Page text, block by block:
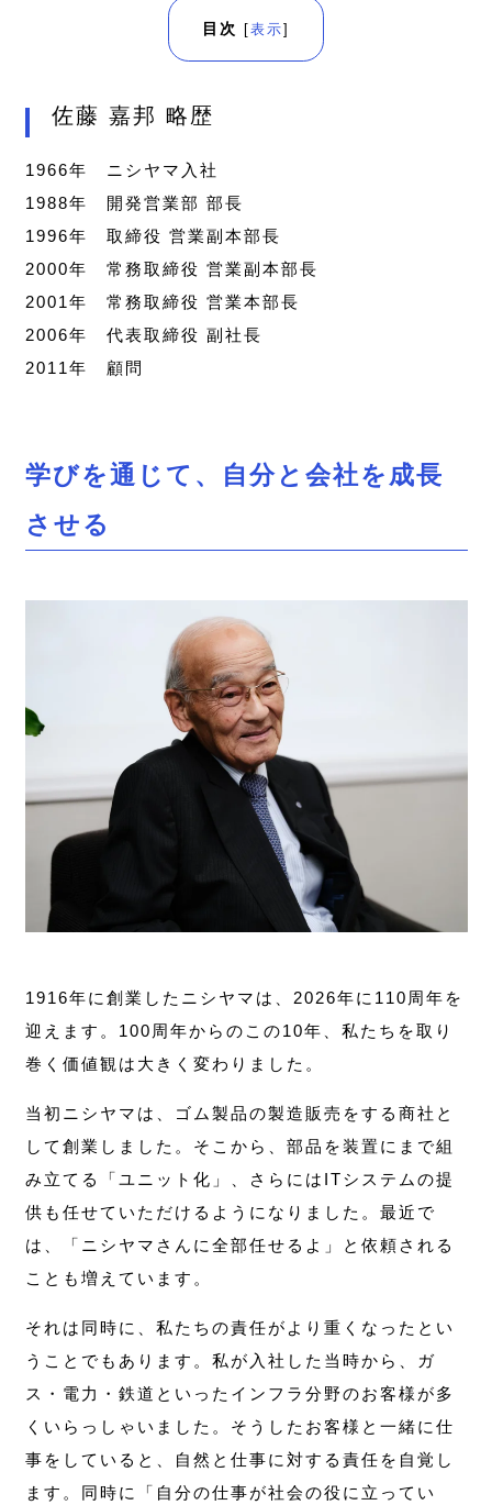
目次 [表示]
佐藤 嘉邦 略歴
1966年 ニシヤマ入社
1988年 開発営業部 部長
1996年 取締役 営業副本部長
2000年 常務取締役 営業副本部長
2001年 常務取締役 営業本部長
2006年 代表取締役 副社長
2011年 顧問
学びを通じて、自分と会社を成長
させる
1916年に創業したニシヤマは、2026年に110周年を
迎えます。100周年からのこの10年、私たちを取り
巻く価値観は大きく変わりました。
当初ニシヤマは、ゴム製品の製造販売をする商社と
して創業しました。そこから、部品を装置にまで組
み立てる「ユニット化」、さらにはITシステムの提
供も任せていただけるようになりました。最近で
は、「ニシヤマさんに全部任せるよ」と依頼される
ことも増えています。
それは同時に、私たちの責任がより重くなったとい
うことでもあります。私が入社した当時から、ガ
ス・電力・鉄道といったインフラ分野のお客様が多
くいらっしゃいました。そうしたお客様と一緒に仕
事をしていると、自然と仕事に対する責任を自覚し
ます。同時に「自分の仕事が社会の役に立ってい